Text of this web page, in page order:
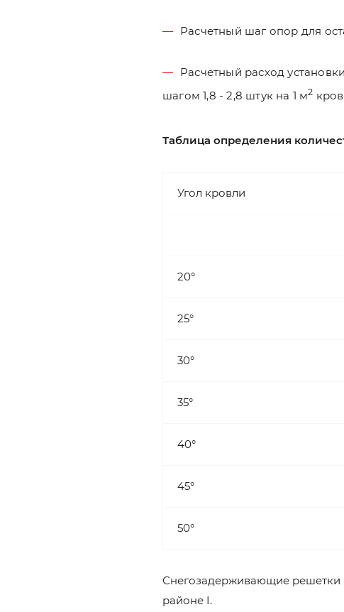
Расчетный шаг опор для
Расчетный расход
шагом 1,8 - 2,8 штук на 1 м2
Таблица определения
Угол кровли
20°
25°
30°
35°
40°
45°
50°
Снегозадерживающие решетки
районе I.